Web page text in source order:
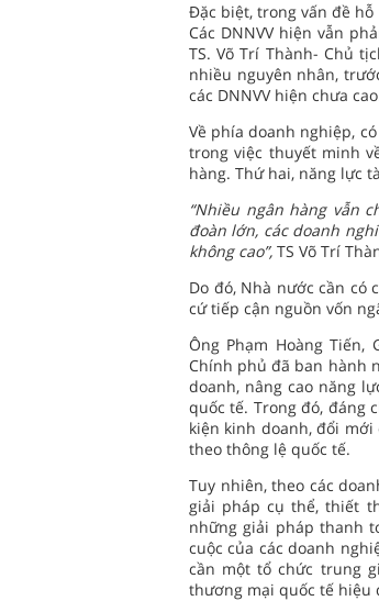
Đặc biệt, trong vấn đề
Các DNNVV hiện vẫn
TS. Võ Trí Thành- Chủ
nhiều nguyên nhân,
các DNNVV hiện chưa
Về phía doanh nghiệp,
trong việc thuyết minh
hàng. Thứ hai, năng lực
“Nhiều ngân hàng vẫn
đoàn lớn, các doanh
không cao”, TS Võ Trí
Do đó, Nhà nước cần có
cứ tiếp cận nguồn vốn
Ông Phạm Hoàng Tiến,
Chính phủ đã ban hành
doanh, nâng cao năng
quốc tế. Trong đó, đáng
kiện kinh doanh, đổi
theo thông lệ quốc tế.
Tuy nhiên, theo các
giải pháp cụ thể, thiết
những giải pháp thanh
cuộc của các doanh
cần một tổ chức trung
thương mại quốc tế hiệu